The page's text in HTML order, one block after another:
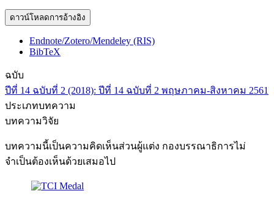
ดาวน์โหลดการอ้างอิง
Endnote/Zotero/Mendeley (RIS)
BibTeX
ฉบับ
ปีที่ 14 ฉบับที่ 2 (2018): ปีที่ 14 ฉบับที่ 2 พฤษภาคม-สิงหาคม 2561
ประเภทบทความ
บทความวิจัย
บทความนี้เป็นความคิดเห็นส่วนผู้แต่ง กองบรรณาธิการไม่
จำเป็นต้องเห็นด้วยเสมอไป